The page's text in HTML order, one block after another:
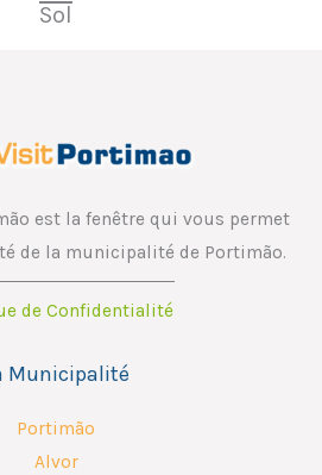
Sol
est la fenêtre qui vous permet
de la municipalité de Portimão.
de Confidentialité
Municipalité
Portimão
Alvor